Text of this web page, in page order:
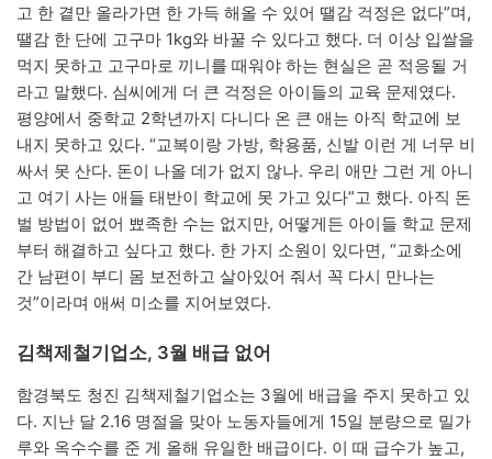
고 한 곁만 올라가면 한 가득 해올 수 있어 땔감 걱정은 없다”며,
땔감 한 단에 고구마 1kg와 바꿀 수 있다고 했다. 더 이상 입쌀을
먹지 못하고 고구마로 끼니를 때워야 하는 현실은 곧 적응될 거
라고 말했다. 심씨에게 더 큰 걱정은 아이들의 교육 문제였다.
평양에서 중학교 2학년까지 다니다 온 큰 애는 아직 학교에 보
내지 못하고 있다. “교복이랑 가방, 학용품, 신발 이런 게 너무 비
싸서 못 산다. 돈이 나올 데가 없지 않나. 우리 애만 그런 게 아니
고 여기 사는 애들 태반이 학교에 못 가고 있다”고 했다. 아직 돈
벌 방법이 없어 뾰족한 수는 없지만, 어떻게든 아이들 학교 문제
부터 해결하고 싶다고 했다. 한 가지 소원이 있다면, “교화소에
간 남편이 부디 몸 보전하고 살아있어 줘서 꼭 다시 만나는
것”이라며 애써 미소를 지어보였다.
김책제철기업소, 3월 배급 없어
함경북도 청진 김책제철기업소는 3월에 배급을 주지 못하고 있
다. 지난 달 2.16 명절을 맞아 노동자들에게 15일 분량으로 밀가
루와 옥수수를 준 게 올해 유일한 배급이다. 이 때 급수가 높고,